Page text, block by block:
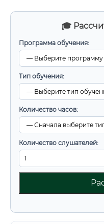
🎓
Программа обучения:
Тип обучения:
Количество часов:
Количество слушателей: